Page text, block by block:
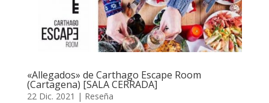
«Allegados» de Carthago Escape Room
(Cartagena) [SALA CERRADA]
22 Dic. 2021 | Reseña